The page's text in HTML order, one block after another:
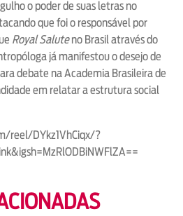
o poder de suas letras no
que foi o responsável por
Royal Saluteno Brasil através do
já manifestou o desejo de
debate na Academia Brasileira de
em relatar a estrutura social
reel/DYkz1VhCiqx/?